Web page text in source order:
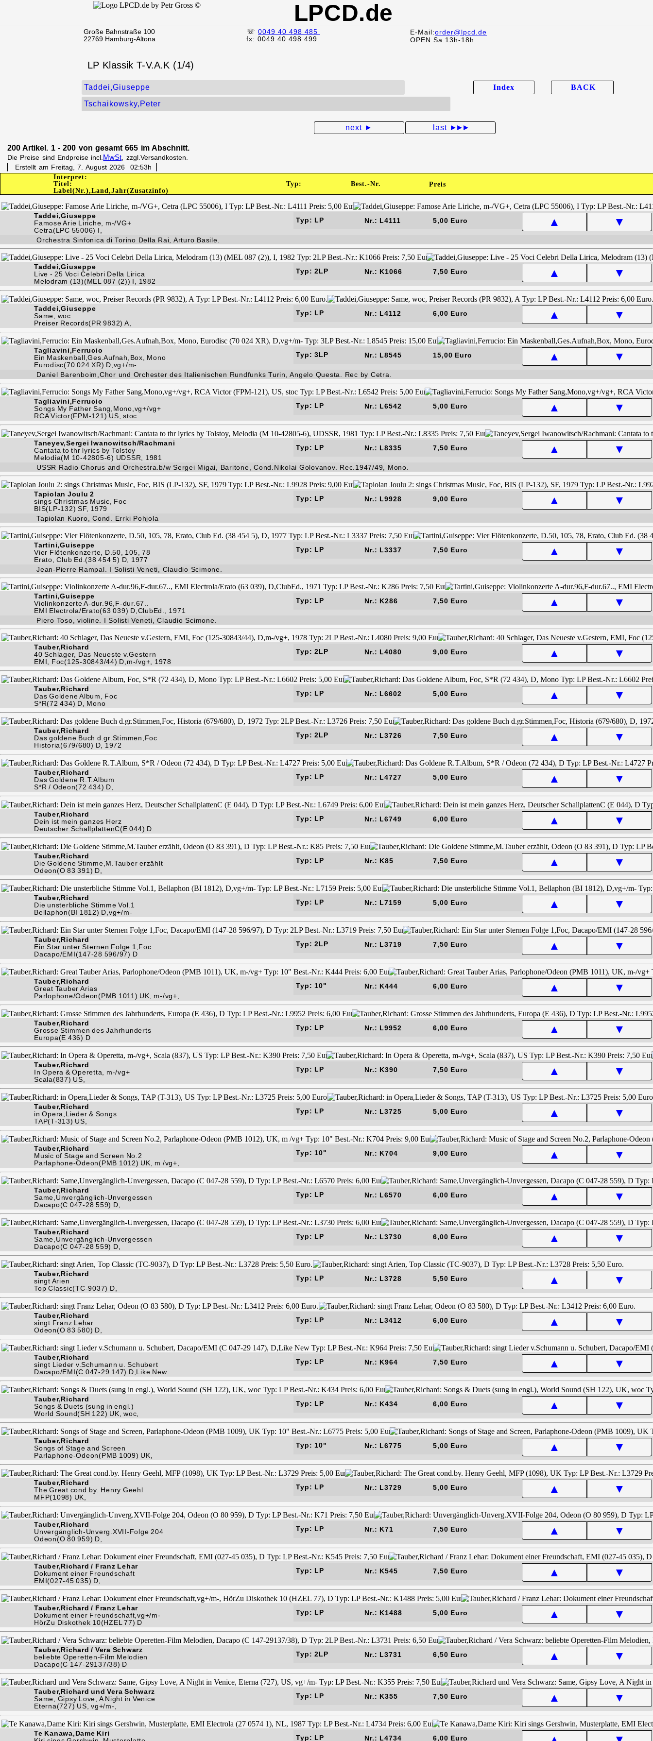
LPCD.de
Große Bahnstraße 100
22769 Hamburg-Altona
☏ 0049 40 498 485
fx: 0049 40 498 499
E-Mail:order@lpcd.de
OPEN Sa.13h-18h
Index BACK
LP Klassik T-V.A.K (1/4)
Taddei,Giuseppe
Tschaikowsky,Peter
next ► last ►►►
200 Artikel. 1 - 200 von gesamt 665 im Abschnitt.
Die Preise sind Endpreise incl. MwSt , zzgl.Versandkosten.
▏ Erstellt am Freitag, 7. August 2026 02:53h▕
Interpret:
Titel:
Label(Nr.),Land,Jahr(Zusatzinfo)
Typ: Best.-Nr. Preis
Taddei,Giuseppe
Famose Arie Liriche, m-/VG+
Cetra(LPC 55006) I,
Typ: LP Nr.: L4111 5,00 Euro ▲ ▼
Orchestra Sinfonica di Torino Della Rai, Arturo Basile.
Taddei,Giuseppe
Live - 25 Voci Celebri Della Lirica
Melodram (13)(MEL 087 (2)) I, 1982
Typ: 2LP Nr.: K1066 7,50 Euro ▲ ▼
Taddei,Giuseppe
Same, woc
Preiser Records(PR 9832) A,
Typ: LP Nr.: L4112 6,00 Euro ▲ ▼
Tagliavini,Ferrucio
Ein Maskenball,Ges.Aufnah,Box, Mono
Eurodisc(70 024 XR) D,vg+/m-
Typ: 3LP Nr.: L8545 15,00 Euro ▲ ▼
Daniel Barenboim,Chor und Orchester des Italienischen Rundfunks Turin, Angelo Questa. Rec by Cetra.
Tagliavini,Ferrucio
Songs My Father Sang,Mono,vg+/vg+
RCA Victor(FPM-121) US, stoc
Typ: LP Nr.: L6542 5,00 Euro ▲ ▼
Taneyev,Sergei Iwanowitsch/Rachmani
Cantata to thr lyrics by Tolstoy
Melodia(M 10-42805-6) UDSSR, 1981
Typ: LP Nr.: L8335 7,50 Euro ▲ ▼
USSR Radio Chorus and Orchestra.b/w Sergei Migai, Baritone, Cond.Nikolai Golovanov. Rec.1947/49, Mono.
Tapiolan Joulu 2
sings Christmas Music, Foc
BIS(LP-132) SF, 1979
Typ: LP Nr.: L9928 9,00 Euro ▲ ▼
Tapiolan Kuoro, Cond. Errki Pohjola
Tartini,Guiseppe
Vier Flötenkonzerte, D.50, 105, 78
Erato, Club Ed.(38 454 5) D, 1977
Typ: LP Nr.: L3337 7,50 Euro ▲ ▼
Jean-Pierre Rampal. I Solisti Veneti, Claudio Scimone.
Tartini,Guiseppe
Violinkonzerte A-dur.96,F-dur.67..
EMI Electrola/Erato(63 039) D,ClubEd., 1971
Typ: LP Nr.: K286 7,50 Euro ▲ ▼
Piero Toso, violine. I Solisti Veneti, Claudio Scimone.
Tauber,Richard
40 Schlager, Das Neueste v.Gestern
EMI, Foc(125-30843/44) D,m-/vg+, 1978
Typ: 2LP Nr.: L4080 9,00 Euro ▲ ▼
Tauber,Richard
Das Goldene Album, Foc
S*R(72 434) D, Mono
Typ: LP Nr.: L6602 5,00 Euro ▲ ▼
Tauber,Richard
Das goldene Buch d.gr.Stimmen,Foc
Historia(679/680) D, 1972
Typ: 2LP Nr.: L3726 7,50 Euro ▲ ▼
Tauber,Richard
Das Goldene R.T.Album
S*R / Odeon(72 434) D,
Typ: LP Nr.: L4727 5,00 Euro ▲ ▼
Tauber,Richard
Dein ist mein ganzes Herz
Deutscher SchallplattenC(E 044) D
Typ: LP Nr.: L6749 6,00 Euro ▲ ▼
Tauber,Richard
Die Goldene Stimme,M.Tauber erzählt
Odeon(O 83 391) D,
Typ: LP Nr.: K85 7,50 Euro ▲ ▼
Tauber,Richard
Die unsterbliche Stimme Vol.1
Bellaphon(BI 1812) D,vg+/m-
Typ: LP Nr.: L7159 5,00 Euro ▲ ▼
Tauber,Richard
Ein Star unter Sternen Folge 1,Foc
Dacapo/EMI(147-28 596/97) D
Typ: 2LP Nr.: L3719 7,50 Euro ▲ ▼
Tauber,Richard
Great Tauber Arias
Parlophone/Odeon(PMB 1011) UK, m-/vg+,
Typ: 10" Nr.: K444 6,00 Euro ▲ ▼
Tauber,Richard
Grosse Stimmen des Jahrhunderts
Europa(E 436) D
Typ: LP Nr.: L9952 6,00 Euro ▲ ▼
Tauber,Richard
In Opera & Operetta, m-/vg+
Scala(837) US,
Typ: LP Nr.: K390 7,50 Euro ▲ ▼
Tauber,Richard
in Opera,Lieder & Songs
TAP(T-313) US,
Typ: LP Nr.: L3725 5,00 Euro ▲ ▼
Tauber,Richard
Music of Stage and Screen No.2
Parlaphone-Odeon(PMB 1012) UK, m /vg+,
Typ: 10" Nr.: K704 9,00 Euro ▲ ▼
Tauber,Richard
Same,Unvergänglich-Unvergessen
Dacapo(C 047-28 559) D,
Typ: LP Nr.: L6570 6,00 Euro ▲ ▼
Tauber,Richard
Same,Unvergänglich-Unvergessen
Dacapo(C 047-28 559) D,
Typ: LP Nr.: L3730 6,00 Euro ▲ ▼
Tauber,Richard
singt Arien
Top Classic(TC-9037) D,
Typ: LP Nr.: L3728 5,50 Euro ▲ ▼
Tauber,Richard
singt Franz Lehar
Odeon(O 83 580) D,
Typ: LP Nr.: L3412 6,00 Euro ▲ ▼
Tauber,Richard
singt Lieder v.Schumann u. Schubert
Dacapo/EMI(C 047-29 147) D,Like New
Typ: LP Nr.: K964 7,50 Euro ▲ ▼
Tauber,Richard
Songs & Duets (sung in engl.)
World Sound(SH 122) UK, woc,
Typ: LP Nr.: K434 6,00 Euro ▲ ▼
Tauber,Richard
Songs of Stage and Screen
Parlaphone-Odeon(PMB 1009) UK,
Typ: 10" Nr.: L6775 5,00 Euro ▲ ▼
Tauber,Richard
The Great cond.by. Henry Geehl
MFP(1098) UK,
Typ: LP Nr.: L3729 5,00 Euro ▲ ▼
Tauber,Richard
Unvergänglich-Unverg.XVII-Folge 204
Odeon(O 80 959) D,
Typ: LP Nr.: K71 7,50 Euro ▲ ▼
Tauber,Richard / Franz Lehar
Dokument einer Freundschaft
EMI(027-45 035) D,
Typ: LP Nr.: K545 7,50 Euro ▲ ▼
Tauber,Richard / Franz Lehar
Dokument einer Freundschaft,vg+/m-
HörZu Diskothek 10(HZEL 77) D
Typ: LP Nr.: K1488 5,00 Euro ▲ ▼
Tauber,Richard / Vera Schwarz
beliebte Operetten-Film Melodien
Dacapo(C 147-29137/38) D
Typ: 2LP Nr.: L3731 6,50 Euro ▲ ▼
Tauber,Richard und Vera Schwarz
Same, Gipsy Love, A Night in Venice
Eterna(727) US, vg+/m-,
Typ: LP Nr.: K355 7,50 Euro ▲ ▼
Te Kanawa,Dame Kiri
Typ: LP Nr.: L4734 6,00 Euro